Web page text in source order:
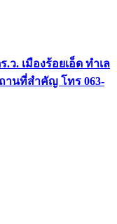
. เมืองร้อยเอ็ด ทำเล
านที่สำคัญ โทร 063-